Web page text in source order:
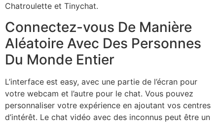
Chatroulette et Tinychat.
Connectez-vous De Manière
Aléatoire Avec Des Personnes
Du Monde Entier
L’interface est easy, avec une partie de l’écran pour
votre webcam et l’autre pour le chat. Vous pouvez
personnaliser votre expérience en ajoutant vos centres
d’intérêt. Le chat vidéo avec des inconnus peut être un